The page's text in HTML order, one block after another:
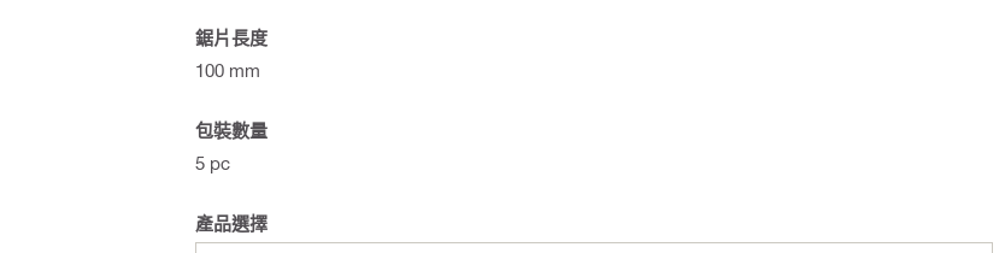
鋸片長度
100 mm
包裝數量
5 pc
產品選擇